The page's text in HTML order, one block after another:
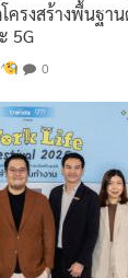
ครงสร้างพื้นฐา
5G
0